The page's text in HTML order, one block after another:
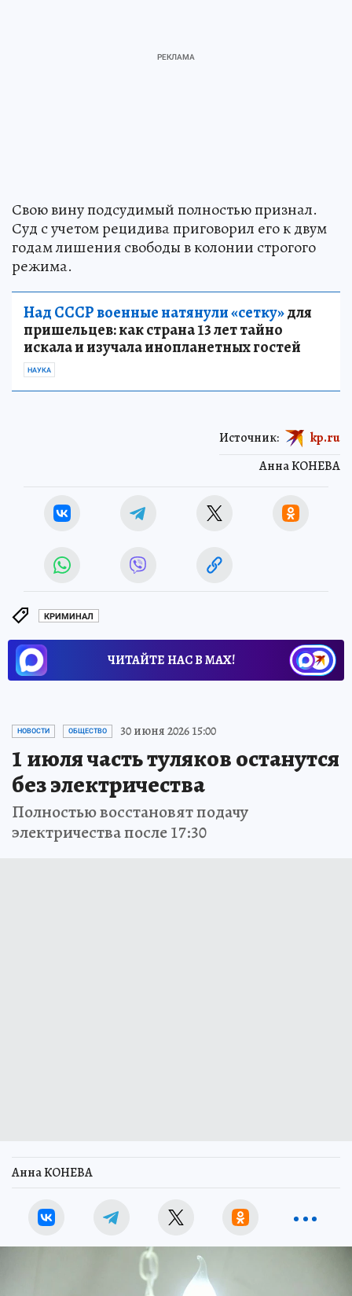
Свою вину подсудимый полностью признал.
Суд с учетом рецидива приговорил его к двум
годам лишения свободы в колонии строгого
режима.
Над СССР военные натянули «сетку»для
пришельцев: как страна 13 лет тайно
искала и изучала инопланетных гостей
НАУКА
Анна КОНЕВА
Источник: kp.ru
КРИМИНАЛ
ЧИТАЙТЕ НАС В МАХ!
НОВОСТИ ОБЩЕСТВО 30 июня 2026 15:00
1 июля часть туляков останутся
без электричества
Полностью восстановят подачу
электричества после 17:30
Анна КОНЕВА